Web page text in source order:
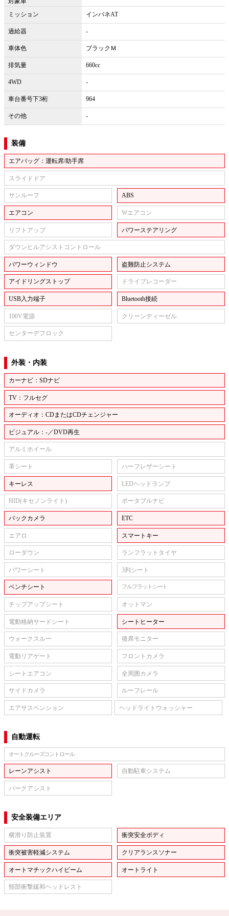
ミッション
インパネAT
過給器 -
車体色 ブラックＭ
排気量 660cc
4WD -
車台番号下3桁 964
その他 -
装備
エアバッグ：運転席/助手席
スライドドア
サンルーフ ABS
エアコン Wエアコン
リフトアップ パワーステアリング
ダウンヒルアシストコントロール
パワーウィンドウ 盗難防止システム
アイドリングストップ ドライブレコーダー
USB入力端子 Bluetooth接続
100V電源 クリーンディーゼル
センターデフロック
外装・内装
カーナビ：SDナビ
TV：フルセグ
オーディオ：CDまたはCDチェンジャー
ビジュアル：-／DVD再生
アルミホイール
革シート ハーフレザーシート
キーレス LEDヘッドランプ
HID(キセノンライト) ポータブルナビ
バックカメラ ETC
エアロ スマートキー
ローダウン ランフラットタイヤ
パワーシート 3列シート
ベンチシート フルフラットシート
チップアップシート オットマン
電動格納サードシート シートヒーター
ウォークスルー 後席モニター
電動リアゲート フロントカメラ
シートエアコン 全周囲カメラ
サイドカメラ ルーフレール
エアサスペンション ヘッドライトウォッシャー
自動運転
オートクルーズコントロール
レーンアシスト 自動駐車システム
パークアシスト
安全装備エリア
横滑り防止装置 衝突安全ボディ
衝突被害軽減システム クリアランスソナー
オートマチックハイビーム オートライト
頸部衝撃緩和ヘッドレスト